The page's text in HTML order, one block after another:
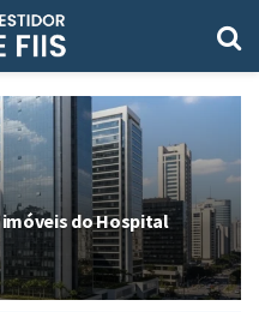
imóveis do Hospital